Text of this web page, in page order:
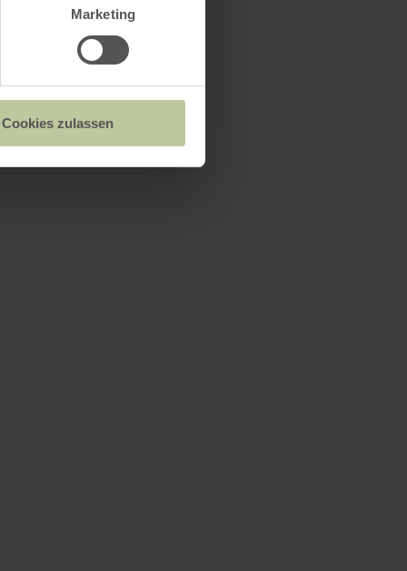
Marketing
Cookies zulassen